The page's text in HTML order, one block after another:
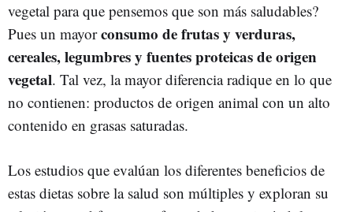
vegetal para que pensemos que son más saludables?
Pues un mayorconsumo de frutas y verduras,
cereales, legumbres y fuentes proteicas de origen
vegetal. Tal vez, la mayor diferencia radique en lo que
no contienen: productos de origen animal con un alto
contenido en grasas saturadas.
Los estudios que evalúan los diferentes beneficios de
estas dietas sobre la salud son múltiples y exploran su